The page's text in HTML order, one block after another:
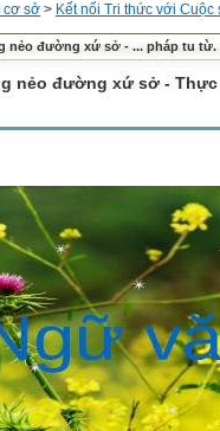
cơ sở > Kết nối Tri thức với Cuộc
nẻo đường xứ sở - ... pháp tu từ.
nẻo đường xứ sở -